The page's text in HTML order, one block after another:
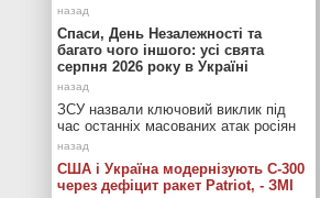
Спаси, День Незалежності та
багато чого іншого: усі свята
серпня 2026 року в Україні
ЗСУ назвали ключовий виклик під
час останніх масованих атак росіян
США і Україна модернізують С-300
через дефіцит ракет Patriot, - ЗМІ